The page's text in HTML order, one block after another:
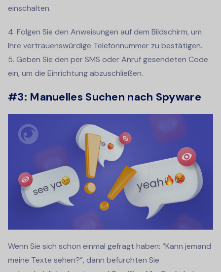
einschalten.
4. Folgen Sie den Anweisungen auf dem Bildschirm, um
Ihre vertrauenswürdige Telefonnummer zu bestätigen.
5. Geben Sie den per SMS oder Anruf gesendeten Code
ein, um die Einrichtung abzuschließen.
#3: Manuelles Suchen nach Spyware
Wenn Sie sich schon einmal gefragt haben: “Kann jemand
meine Texte sehen?”, dann befürchten Sie